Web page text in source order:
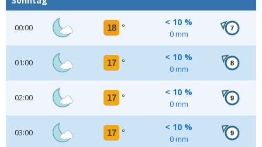
00:00 18 °
< 10 %
0 mm
7
01:00 17 °
< 10 %
0 mm
8
02:00 17 °
< 10 %
0 mm
9
03:00 17 °
< 10 %
0 mm
9